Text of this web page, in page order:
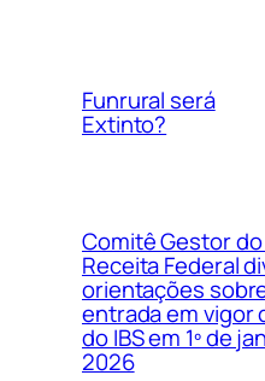
Funrural será
Extinto?
Comitê Gestor do
Receita Federal
orientações
entrada em vigor
do IBS em 1º de
2026